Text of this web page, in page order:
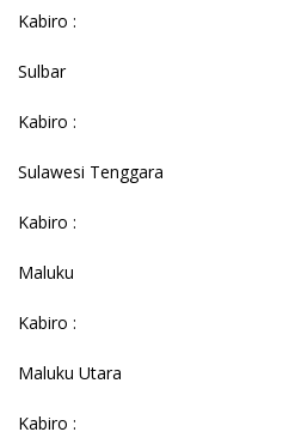
Kabiro :
Sulbar
Kabiro :
Sulawesi Tenggara
Kabiro :
Maluku
Kabiro :
Maluku Utara
Kabiro :